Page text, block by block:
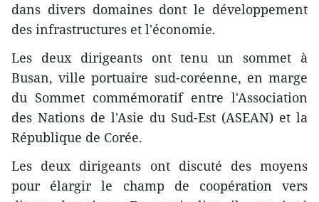
dans divers domaines dont le développement
des infrastructures et l'économie.
Les deux dirigeants ont tenu un sommet à
Busan, ville portuaire sud-coréenne, en marge
du Sommet commémoratif entre l'Association
des Nations de l'Asie du Sud-Est (ASEAN) et la
République de Corée.
Les deux dirigeants ont discuté des moyens
pour élargir le champ de coopération vers